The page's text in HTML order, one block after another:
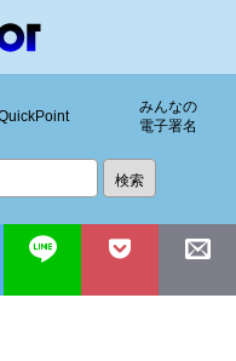
みんなの
電子署名